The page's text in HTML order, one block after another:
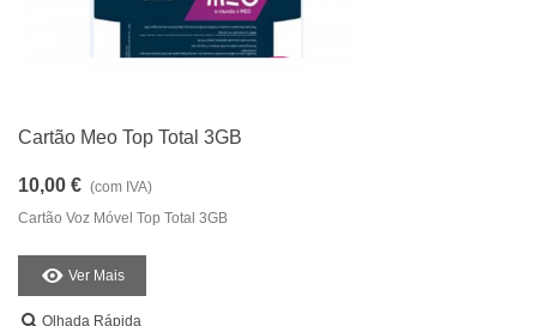
Cartão Meo Top Total 3GB
10,00 € (com IVA)
Cartão Voz Móvel Top Total 3GB
Ver Mais
Olhada Rápida